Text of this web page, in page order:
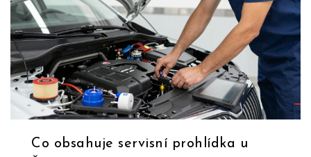
Co obsahuje servisní prohlídka u